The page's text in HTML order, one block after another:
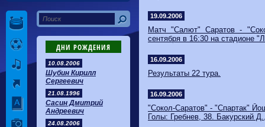
ДНИ РОЖДЕНИЯ
10.08.2006
Шубин Кирилл
Сергеевич
21.08.1996
Сасин Дмитрий
Андреевич
24.08.2006
19.09.2006
Матч "Салют" Саратов -
сентября в 16:30 на стадионе
16.09.2006
Результаты 22 тура.
16.09.2006
"Сокол-Саратов" - "Спартак"
Голы: Гребнев, 38. Бакурский